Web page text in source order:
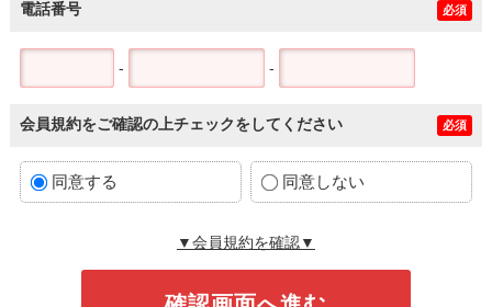
電話番号 必須
- -
会員規約をご確認の上チェックをしてください 必須
同意する 同意しない
▼会員規約を確認▼